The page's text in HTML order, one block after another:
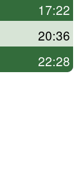
17:22
20:36
22:28